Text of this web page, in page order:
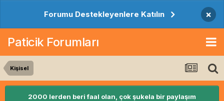
Forumu Destekleyenlere Katılın ×
Paticik Forumları
Kişisel
2000 lerden beri faal olan, çok şukela bir paylaşım